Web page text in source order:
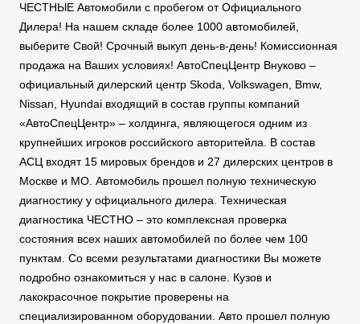
ЧЕСТНЫЕ Автомобили с пробегом от Официального
Дилера! На нашем складе более 1000 автомобилей,
выберите Свой! Срочный выкуп день-в-день! Комиссионная
продажа на Ваших условиях! АвтоСпецЦентр Внуково –
официальный дилерский центр Skoda, Volkswagen, Bmw,
Nissan, Hyundai входящий в состав группы компаний
«АвтоСпецЦентр» – холдинга, являющегося одним из
крупнейших игроков российского авторитейла. В состав
АСЦ входят 15 мировых брендов и 27 дилерских центров в
Москве и МО. Автомобиль прошел полную техническую
диагностику у официального дилера. Техническая
диагностика ЧЕСТНО – это комплексная проверка
состояния всех наших автомобилей по более чем 100
пунктам. Со всеми результатами диагностики Вы можете
подробно ознакомиться у нас в салоне. Кузов и
лакокрасочное покрытие проверены на
специализированном оборудовании. Авто прошел полную